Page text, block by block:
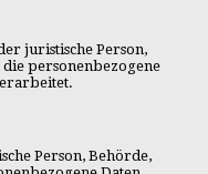
juristische Person,
personenbezogene
Person, Behörde,